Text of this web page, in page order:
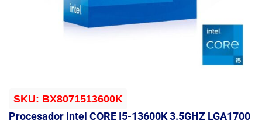
SKU: BX8071513600K
Procesador Intel CORE I5-13600K 3.5GHZ LGA1700